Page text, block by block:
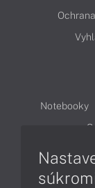
Notebooky